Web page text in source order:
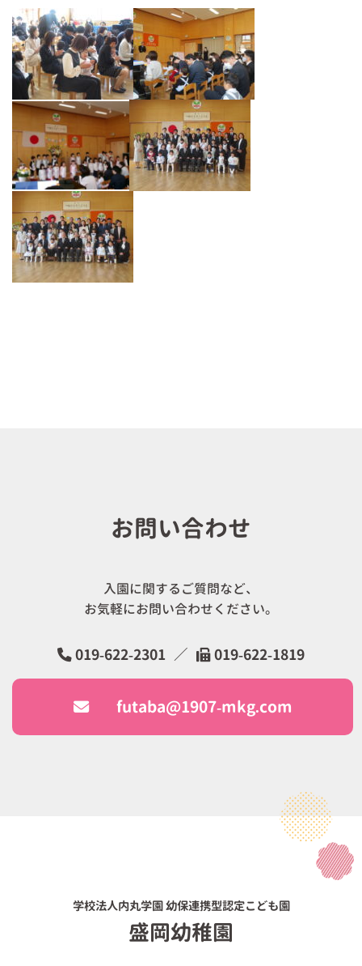
お問い合わせ
入園に関するご質問など、
お気軽にお問い合わせください。
019-622-2301 ／ 019-622-1819
futaba@1907-mkg.com
学校法人内丸学園 幼保連携型認定こども園
盛岡幼稚園